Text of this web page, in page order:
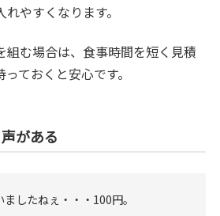
やすくなります。
組む場合は、食事時間を短く見積
ておくと安心です。
がある
したねぇ・・・100円。